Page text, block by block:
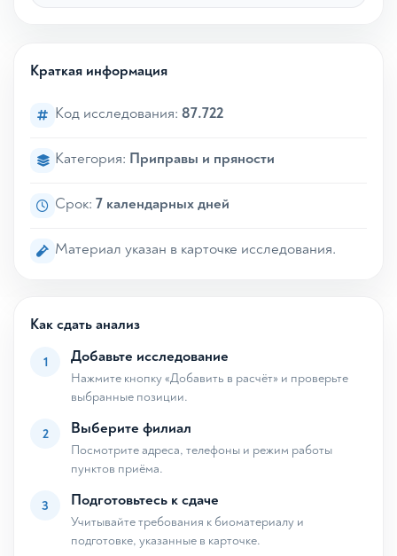
Краткая информация
Код исследования: 87.722
Категория: Приправы и пряности
Срок: 7 календарных дней
Материал указан в карточке исследования.
Как сдать анализ
1 Добавьте исследование
Нажмите кнопку «Добавить в расчёт» и проверьте
выбранные позиции.
2 Выберите филиал
Посмотрите адреса, телефоны и режим работы
пунктов приёма.
3 Подготовьтесь к сдаче
Учитывайте требования к биоматериалу и
подготовке, указанные в карточке.